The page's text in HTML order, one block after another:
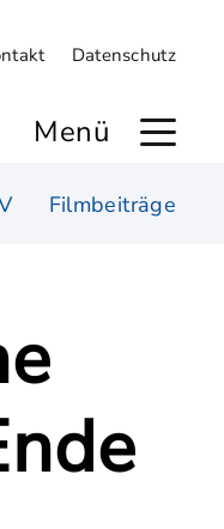
Datenschutz
Menü
Filmbeiträge